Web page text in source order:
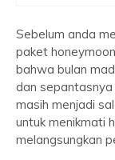
Sebelum anda
paket
bahwa bulan
dan sepantasnya
masih menjadi
untuk menikmati
melangsungkan